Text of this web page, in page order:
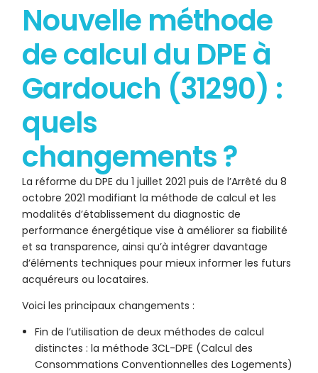
Nouvelle méthode
de calcul du DPE à
Gardouch (31290) :
quels
changements ?
La réforme du DPE du 1 juillet 2021 puis de l’Arrêté du 8
octobre 2021 modifiant la méthode de calcul et les
modalités d’établissement du diagnostic de
performance énergétique vise à améliorer sa fiabilité
et sa transparence, ainsi qu’à intégrer davantage
d’éléments techniques pour mieux informer les futurs
acquéreurs ou locataires.
Voici les principaux changements :
Fin de l’utilisation de deux méthodes de calcul
distinctes : la méthode 3CL-DPE (Calcul des
Consommations Conventionnelles des Logements)